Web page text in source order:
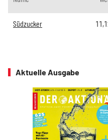
Südzucker
Aktuelle Ausgabe